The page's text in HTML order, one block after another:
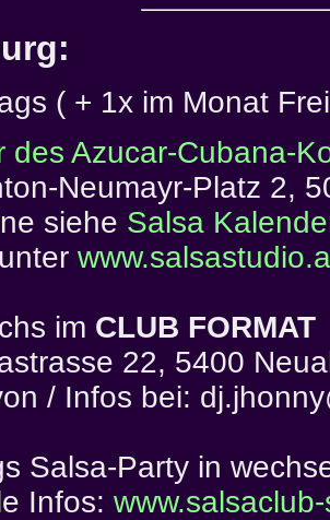
( + 1x im Monat
des Azucar-Cubana-
Neumayr-Platz 2,
siehe Salsa
im CLUB FORMAT
22, 5400
/ Infos bei:
Salsa-Party in
Infos: